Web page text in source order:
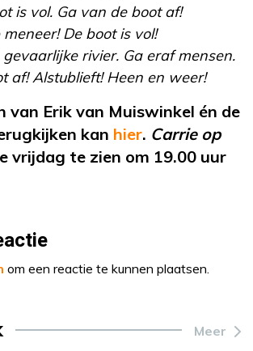
is vol. Ga van de boot af!
De boot is vol!
gevaarlijke rivier. Ga eraf mensen.
af! Alstublieft! Heen en weer!
van Erik van Muiswinkel én de
kan hier. Carrie op
vrijdag te zien om 19.00 uur
om een reactie te kunnen plaatsen.
Meer